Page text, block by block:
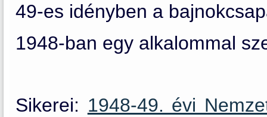
49-es idényben a
1948-ban egy alkalommal
Sikerei: 1948-49. évi